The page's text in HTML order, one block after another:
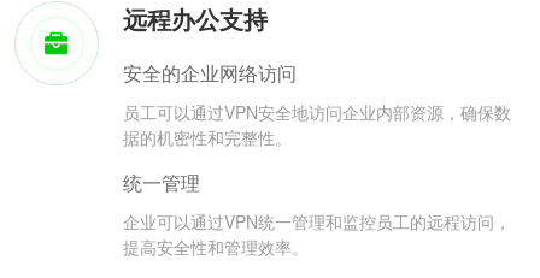
远程办公支持
安全的企业网络访问
员工可以通过VPN安全地访问企业内部资源，确保数
据的机密性和完整性。
统一管理
企业可以通过VPN统一管理和监控员工的远程访问，
提高安全性和管理效率。